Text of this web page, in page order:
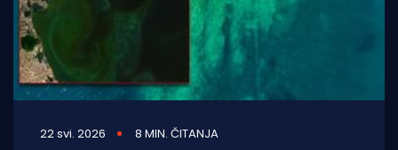
22 svi. 2026 8 MIN. ČITANJA